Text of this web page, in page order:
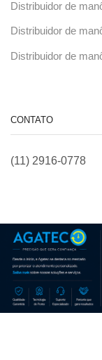
Distribuidor de
Distribuidor de
Distribuidor de
CONTATO
(11) 2916-0778